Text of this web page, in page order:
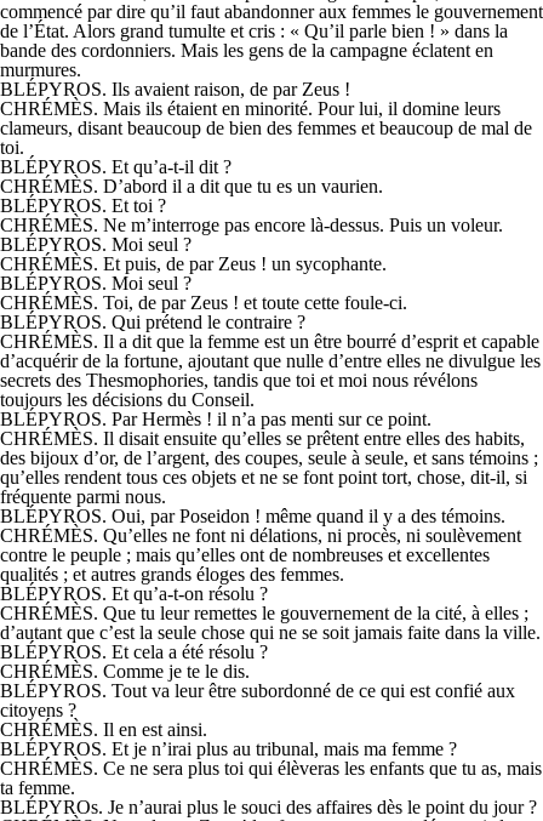
commencé par dire qu’il faut abandonner aux femmes le gouvernement
de l’État. Alors grand tumulte et cris : « Qu’il parle bien ! » dans la
bande des cordonniers. Mais les gens de la campagne éclatent en
murmures.
BLÉPYROS. Ils avaient raison, de par Zeus !
CHRÉMÈS. Mais ils étaient en minorité. Pour lui, il domine leurs
clameurs, disant beaucoup de bien des femmes et beaucoup de mal de
toi.
BLÉPYROS. Et qu’a-t-il dit ?
CHRÉMÈS. D’abord il a dit que tu es un vaurien.
BLÉPYROS. Et toi ?
CHRÉMÈS. Ne m’interroge pas encore là-dessus. Puis un voleur.
BLÉPYROS. Moi seul ?
CHRÉMÈS. Et puis, de par Zeus ! un sycophante.
BLÉPYROS. Moi seul ?
CHRÉMÈS. Toi, de par Zeus ! et toute cette foule-ci.
BLÉPYROS. Qui prétend le contraire ?
CHRÉMÈS. Il a dit que la femme est un être bourré d’esprit et capable
d’acquérir de la fortune, ajoutant que nulle d’entre elles ne divulgue les
secrets des Thesmophories, tandis que toi et moi nous révélons
toujours les décisions du Conseil.
BLÉPYROS. Par Hermès ! il n’a pas menti sur ce point.
CHRÉMÈS. Il disait ensuite qu’elles se prêtent entre elles des habits,
des bijoux d’or, de l’argent, des coupes, seule à seule, et sans témoins ;
qu’elles rendent tous ces objets et ne se font point tort, chose, dit-il, si
fréquente parmi nous.
BLÉPYROS. Oui, par Poseidon ! même quand il y a des témoins.
CHRÉMÈS. Qu’elles ne font ni délations, ni procès, ni soulèvement
contre le peuple ; mais qu’elles ont de nombreuses et excellentes
qualités ; et autres grands éloges des femmes.
BLÉPYROS. Et qu’a-t-on résolu ?
CHRÉMÈS. Que tu leur remettes le gouvernement de la cité, à elles ;
d’autant que c’est la seule chose qui ne se soit jamais faite dans la ville.
BLÉPYROS. Et cela a été résolu ?
CHRÉMÈS. Comme je te le dis.
BLÉPYROS. Tout va leur être subordonné de ce qui est confié aux
citoyens ?
CHRÉMÈS. Il en est ainsi.
BLÉPYROS. Et je n’irai plus au tribunal, mais ma femme ?
CHRÉMÈS. Ce ne sera plus toi qui élèveras les enfants que tu as, mais
ta femme.
BLÉPYROs. Je n’aurai plus le souci des affaires dès le point du jour ?